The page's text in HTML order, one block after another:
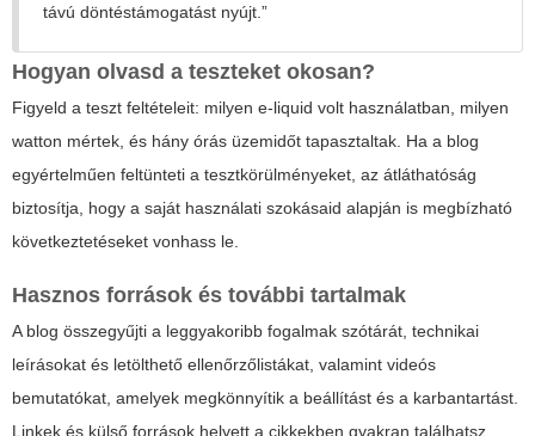
távú döntéstámogatást nyújt.”
Hogyan olvasd a teszteket okosan?
Figyeld a teszt feltételeit: milyen e-liquid volt használatban, milyen
watton mértek, és hány órás üzemidőt tapasztaltak. Ha a blog
egyértelműen feltünteti a tesztkörülményeket, az átláthatóság
biztosítja, hogy a saját használati szokásaid alapján is megbízható
következtetéseket vonhass le.
Hasznos források és további tartalmak
A blog összegyűjti a leggyakoribb fogalmak szótárát, technikai
leírásokat és letölthető ellenőrzőlistákat, valamint videós
bemutatókat, amelyek megkönnyítik a beállítást és a karbantartást.
Linkek és külső források helyett a cikkekben gyakran találhatsz